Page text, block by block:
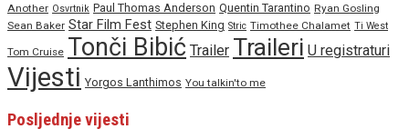
Another Osvrtnik Paul Thomas Anderson Quentin Tarantino Ryan Gosling
Sean Baker Star Film Fest Stephen King Stric Timothee Chalamet Ti West
Tom Cruise Tonči Bibić Trailer Traileri U registraturi
Vijesti Yorgos Lanthimos You talkin'to me
Posljednje vijesti